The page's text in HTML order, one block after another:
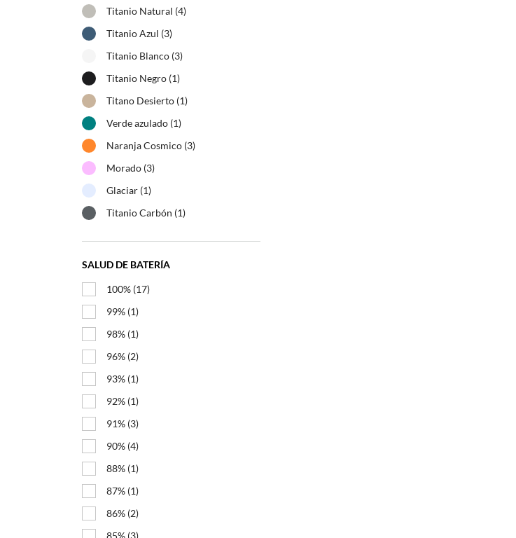
Titanio Natural (4)
Titanio Azul (3)
Titanio Blanco (3)
Titanio Negro (1)
Titano Desierto (1)
Verde azulado (1)
Naranja Cosmico (3)
Morado (3)
Glaciar (1)
Titanio Carbón (1)
SALUD DE BATERÍA
100% (17)
99% (1)
98% (1)
96% (2)
93% (1)
92% (1)
91% (3)
90% (4)
88% (1)
87% (1)
86% (2)